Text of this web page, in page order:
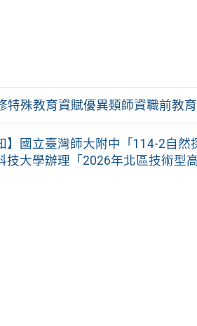
特殊教育資賦優異類師資職前教
】國立臺灣師大附中「114-2自
技大學辦理「2026年北區技術型